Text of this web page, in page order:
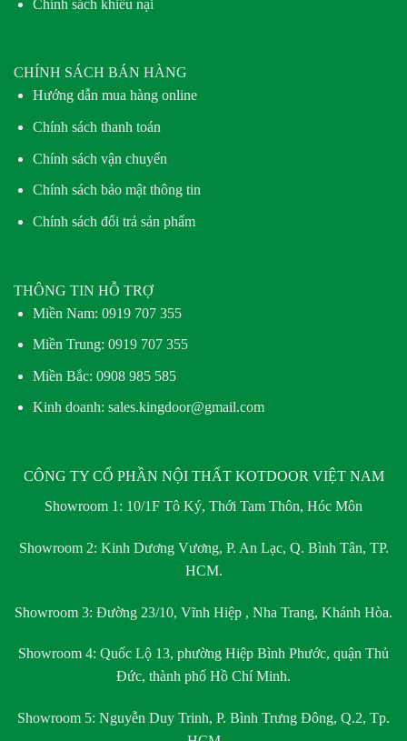
Chính sách khiếu nại
CHÍNH SÁCH BÁN HÀNG
Hướng dẫn mua hàng online
Chính sách thanh toán
Chính sách vận chuyển
Chính sách bảo mật thông tin
Chính sách đổi trả sản phẩm
THÔNG TIN HỖ TRỢ
Miền Nam: 0919 707 355
Miền Trung: 0919 707 355
Miền Bắc: 0908 985 585
Kinh doanh: sales.kingdoor@gmail.com
CÔNG TY CỔ PHẦN NỘI THẤT KOTDOOR VIỆT NAM
Showroom 1: 10/1F Tô Ký, Thới Tam Thôn, Hóc Môn
Showroom 2: Kinh Dương Vương, P. An Lạc, Q. Bình Tân, TP.
HCM.
Showroom 3: Đường 23/10, Vĩnh Hiệp , Nha Trang, Khánh Hòa.
Showroom 4: Quốc Lộ 13, phường Hiệp Bình Phước, quận Thủ
Đức, thành phố Hồ Chí Minh.
Showroom 5: Nguyễn Duy Trinh, P. Bình Trưng Đông, Q.2, Tp.